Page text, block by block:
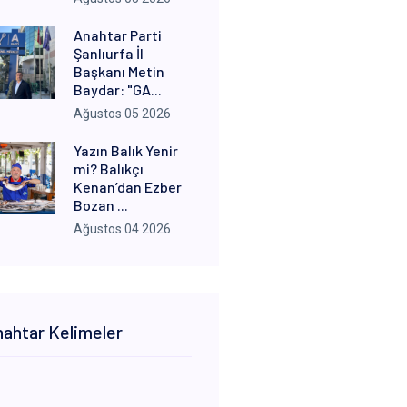
Anahtar Parti
Şanlıurfa İl
Başkanı Metin
Baydar: "GA...
Ağustos 05 2026
Yazın Balık Yenir
mi? Balıkçı
Kenan’dan Ezber
Bozan ...
Ağustos 04 2026
Kelimeler